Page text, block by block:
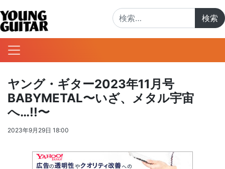
ヤング・ギター2023年11月号
BABYMETAL〜いざ、メタル宇宙
へ…!!〜
2023年9月29日 18:00